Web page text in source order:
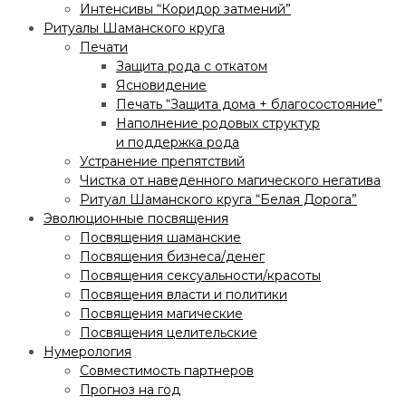
Интенсивы “Коридор затмений”
Ритуалы Шаманского круга
Печати
Защита рода с откатом
Ясновидение
Печать “Защита дома + благосостояние”
Наполнение родовых структур
и поддержка рода
Устранение препятствий
Чистка от наведенного магического негатива
Ритуал Шаманского круга “Белая Дорога”
Эволюционные посвящения
Посвящения шаманские
Посвящения бизнеса/денег
Посвящения сексуальности/красоты
Посвящения власти и политики
Посвящения магические
Посвящения целительские
Нумерология
Совместимость партнеров
Прогноз на год